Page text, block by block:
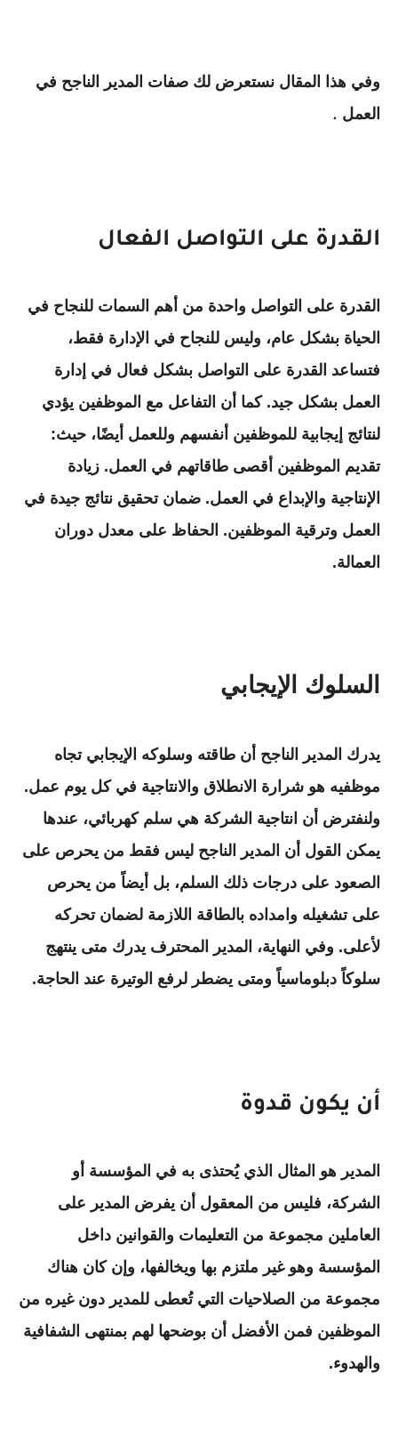
وفي هذا المقال نستعرض لك صفات المدير الناجح في
العمل .
القدرة على التواصل الفعال
القدرة على التواصل واحدة من أهم السمات للنجاح في
الحياة بشكل عام، وليس للنجاح في الإدارة فقط،
فتساعد القدرة على التواصل بشكل فعال في إدارة
العمل بشكل جيد. كما أن التفاعل مع الموظفين يؤدي
لنتائج إيجابية للموظفين أنفسهم وللعمل أيضًا، حيث:
تقديم الموظفين أقصى طاقاتهم في العمل. زيادة
الإنتاجية والإبداع في العمل. ضمان تحقيق نتائج جيدة في
العمل وترقية الموظفين. الحفاظ على معدل دوران
العمالة.
السلوك الإيجابي
يدرك المدير الناجح أن طاقته وسلوكه الإيجابي تجاه
موظفيه هو شرارة الانطلاق والانتاجية في كل يوم عمل.
ولنفترض أن انتاجية الشركة هي سلم كهربائي، عندها
يمكن القول أن المدير الناجح ليس فقط من يحرص على
الصعود على درجات ذلك السلم، بل أيضاً من يحرص
على تشغيله وامداده بالطاقة اللازمة لضمان تحركه
لأعلى. وفي النهاية، المدير المحترف يدرك متى ينتهج
سلوكاً دبلوماسياً ومتى يضطر لرفع الوتيرة عند الحاجة.
أن يكون قدوة
المدير هو المثال الذي يُحتذى به في المؤسسة أو
الشركة، فليس من المعقول أن يفرض المدير على
العاملين مجموعة من التعليمات والقوانين داخل
المؤسسة وهو غير ملتزم بها ويخالفها، وإن كان هناك
مجموعة من الصلاحيات التي تُعطى للمدير دون غيره من
الموظفين فمن الأفضل أن بوضحها لهم بمنتهى الشفافية
والهدوء.